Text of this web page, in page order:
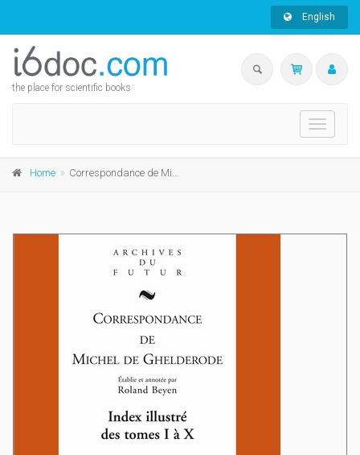
English
the place for scientific books
Toggle
Home Correspondance de Michel de Ghelderode